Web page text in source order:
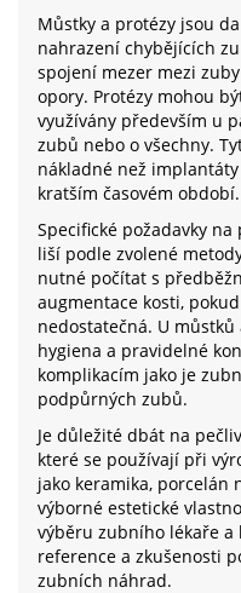
Můstky a protézy jsou
nahrazení chybějících
spojení mezer mezi
opory. Protézy mohou
využívány především u
zubů nebo o všechny.
nákladné než
kratším časovém období.
Specifické požadavky
liší podle zvolené
nutné počítat s
augmentace kosti,
nedostatečná. U
hygiena a pravidelné
komplikacím jako je
podpůrných zubů.
Je důležité dbát na
které se používají při
jako keramika, porcelán
výborné estetické
výběru zubního lékaře
reference a zkušenosti
zubních náhrad.